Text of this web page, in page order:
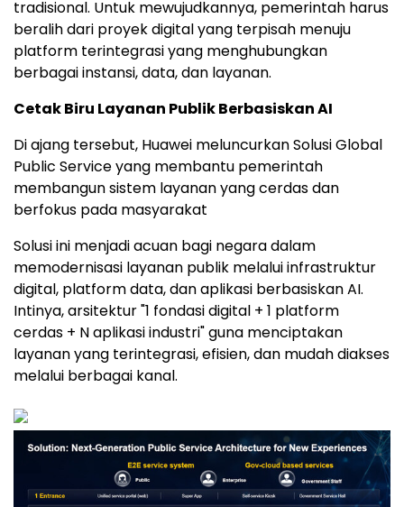
Masyarakat kini semakin mengharapkan layanan
publik yang praktis, personal, dan dapat diakses
melalui perangkat seluler, kapan saja. Tuntutan
demikian meninggalkan pendekatan birokrasi
tradisional. Untuk mewujudkannya, pemerintah harus
beralih dari proyek digital yang terpisah menuju
platform terintegrasi yang menghubungkan
berbagai instansi, data, dan layanan.
Cetak Biru Layanan Publik Berbasiskan AI
Di ajang tersebut, Huawei meluncurkan Solusi Global
Public Service yang membantu pemerintah
membangun sistem layanan yang cerdas dan
berfokus pada masyarakat
Solusi ini menjadi acuan bagi negara dalam
memodernisasi layanan publik melalui infrastruktur
digital, platform data, dan aplikasi berbasiskan AI.
Intinya, arsitektur "1 fondasi digital + 1 platform
cerdas + N aplikasi industri" guna menciptakan
layanan yang terintegrasi, efisien, dan mudah diakses
melalui berbagai kanal.